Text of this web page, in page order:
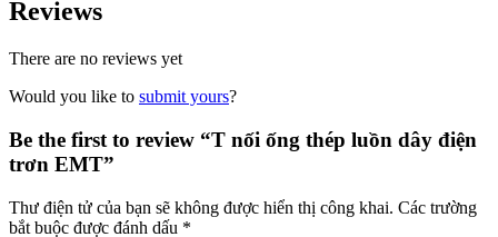
Reviews
There are no reviews yet
Would you like to submit yours?
Be the first to review “T nối ống thép luồn dây điện
trơn EMT”
Thư điện tử của bạn sẽ không được hiển thị công khai. Các trường
bắt buộc được đánh dấu *